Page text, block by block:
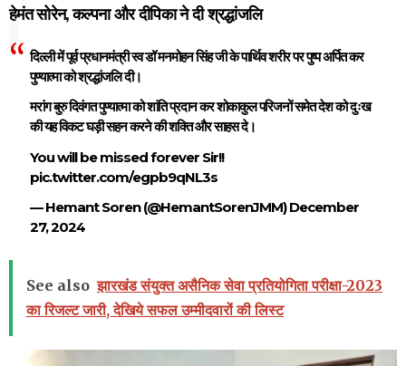
हेमंत सोरेन, कल्पना और दीपिका ने दी श्रद्धांजलि
दिल्ली में पूर्व प्रधानमंत्री स्व डॉ मनमोहन सिंह जी के पार्थिव शरीर पर पुष्प अर्पित कर
पुण्यात्मा को श्रद्धांजलि दी।
मरांग बुरु दिवंगत पुण्यात्मा को शांति प्रदान कर शोकाकुल परिजनों समेत देश को दुःख
की यह विकट घड़ी सहन करने की शक्ति और साहस दे।
You will be missed forever Sir!!
pic.twitter.com/egpb9qNL3s
— Hemant Soren (@HemantSorenJMM)December
27, 2024
See also झारखंड संयुक्त असैनिक सेवा प्रतियोगिता परीक्षा-2023
का रिजल्ट जारी, देखिये सफल उम्मीदवारों की लिस्ट